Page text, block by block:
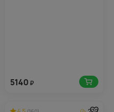
5140 ₽